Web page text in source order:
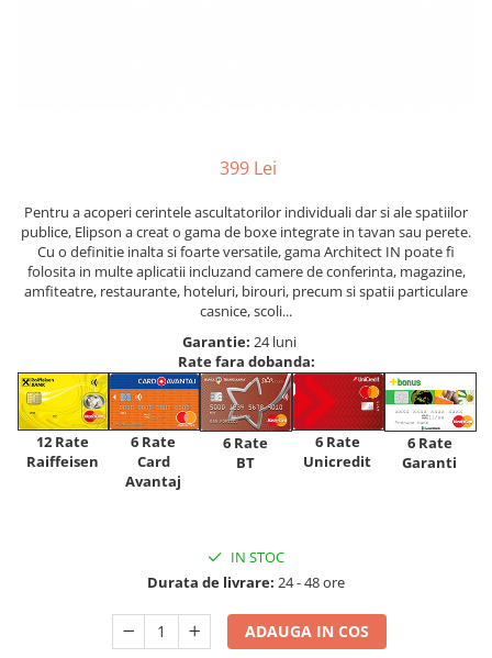
399 Lei
Pentru a acoperi cerintele ascultatorilor individuali dar si ale spatiilor
publice, Elipson a creat o gama de boxe integrate in tavan sau perete.
Cu o definitie inalta si foarte versatile, gama Architect IN poate fi
folosita in multe aplicatii incluzand camere de conferinta, magazine,
amfiteatre, restaurante, hoteluri, birouri, precum si spatii particulare
casnice, scoli...
Garantie: 24 luni
Rate fara dobanda:
12 Rate
Raiffeisen
6 Rate
Card
Avantaj
6 Rate
BT
6 Rate
Unicredit
6 Rate
Garanti
IN STOC
Durata de livrare: 24 - 48 ore
ADAUGA IN COS